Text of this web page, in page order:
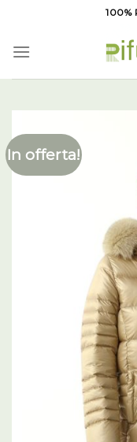
contenuti
100%
In offerta!